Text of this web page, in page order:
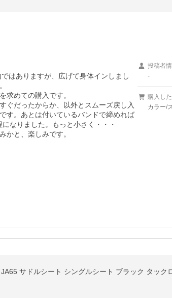
はありますが、広げて身体インしまし
求めての購入です。
ぐだったからか、以外とスムーズ戻し入
す。あとは付いているバンドで締めれば
なりました。もっと小さく・・・
投稿者
-
購入し
カラー/
サドルシート シングルシート ブラック タック